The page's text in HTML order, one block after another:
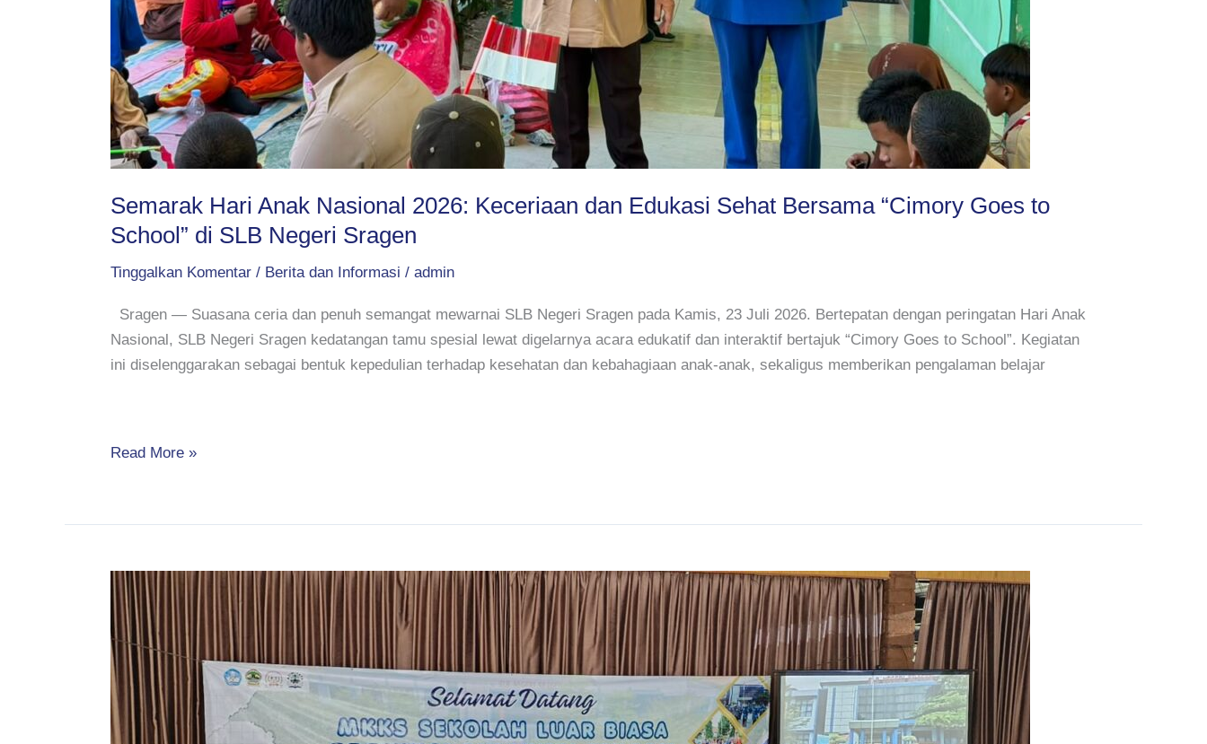
Semarak Hari Anak Nasional 2026: Keceriaan dan Edukasi Sehat Bersama “Cimory Goes to
School” di SLB Negeri Sragen
Tinggalkan Komentar / Berita dan Informasi / admin
Sragen — Suasana ceria dan penuh semangat mewarnai SLB Negeri Sragen pada Kamis, 23 Juli 2026. Bertepatan dengan peringatan Hari Anak
Nasional, SLB Negeri Sragen kedatangan tamu spesial lewat digelarnya acara edukatif dan interaktif bertajuk “Cimory Goes to School”. Kegiatan
ini diselenggarakan sebagai bentuk kepedulian terhadap kesehatan dan kebahagiaan anak-anak, sekaligus memberikan pengalaman belajar
Read More »
MKKS
SLB
Sulawesi
Tengah
Jadikan
SLB
Negeri